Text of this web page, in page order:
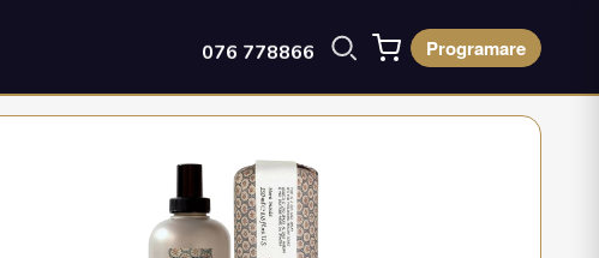
076 778866 Programare